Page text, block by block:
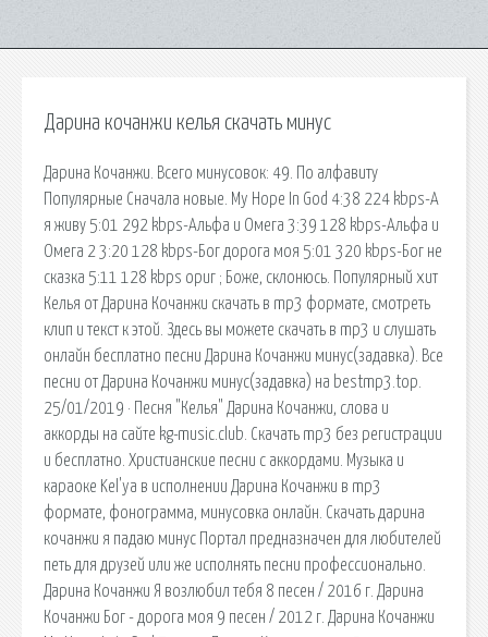
Дарина кочанжи келья скачать минус
Дарина Кочанжи. Всего минусовок: 49. По алфавиту
Популярные Сначала новые. My Hope In God 4:38 224 kbps-А
я живу 5:01 292 kbps-Альфа и Омега 3:39 128 kbps-Альфа и
Омега 2 3:20 128 kbps-Бог дорога моя 5:01 320 kbps-Бог не
сказка 5:11 128 kbps ориг ; Боже, склонюсь. Популярный хит
Келья от Дарина Кочанжи скачать в mp3 формате, смотреть
клип и текст к этой. Здесь вы можете скачать в mp3 и слушать
онлайн бесплатно песни Дарина Кочанжи минус(задавка). Все
песни от Дарина Кочанжи минус(задавка) на bestmp3.top.
25/01/2019 · Песня "Келья" Дарина Кочанжи, слова и
аккорды на сайте kg-music.club. Скачать mp3 без регистрации
и бесплатно. Христианские песни с аккордами. Музыка и
караоке Kel'ya в исполнении Дарина Кочанжи в mp3
формате, фонограмма, минусовка онлайн. Скачать дарина
кочанжи я падаю минус Портал предназначен для любителей
петь для друзей или же исполнять песни профессионально.
Дарина Кочанжи Я возлюбил тебя 8 песен / 2016 г. Дарина
Кочанжи Бог - дорога моя 9 песен / 2012 г. Дарина Кочанжи